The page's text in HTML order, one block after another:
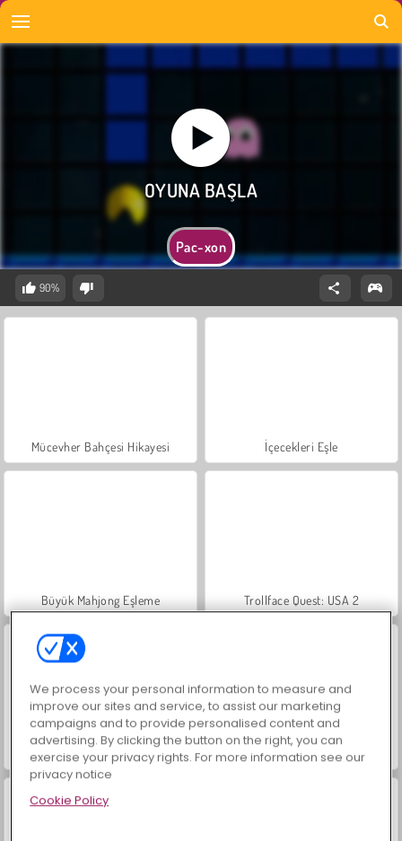
Pac-xon
90%
Mücevher Bahçesi Hikayesi İçecekleri Eşle
Büyük Mahjong Eşleme Trollface Quest: USA 2
Masha and the Bear: Meadows Scala 40
We process your personal information to measure and
improve our sites and service, to assist our marketing
campaigns and to provide personalised content and
advertising. By clicking the button on the right, you can
exercise your privacy rights. For more information see our
privacy notice
Cookie Policy